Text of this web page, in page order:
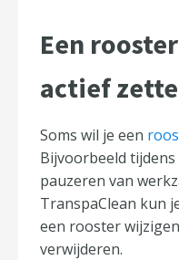
Een
actief
Soms wil je een
Bijvoorbeeld
pauzeren van
TranspaClean kun
een rooster
verwijderen.